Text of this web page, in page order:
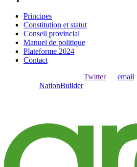
Principes
Constitution et statut
Conseil provincial
Manuel de politique
Plateforme 2024
Contact
Twitterou email
NationBuilder